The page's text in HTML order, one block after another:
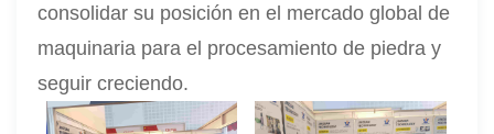
consolidar su posición en el mercado global de
maquinaria para el procesamiento de piedra y
seguir creciendo.